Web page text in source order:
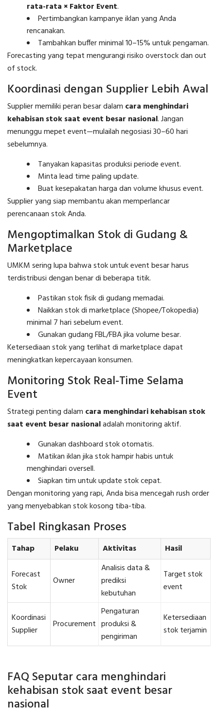
rata-rata × Faktor Event.
Pertimbangkan kampanye iklan yang Anda
rencanakan.
Tambahkan buffer minimal 10–15% untuk pengaman.
Forecasting yang tepat mengurangi risiko overstock dan out
of stock.
Koordinasi dengan Supplier Lebih Awal
Supplier memiliki peran besar dalam cara menghindari
kehabisan stok saat event besar nasional. Jangan
menunggu mepet event—mulailah negosiasi 30–60 hari
sebelumnya.
Tanyakan kapasitas produksi periode event.
Minta lead time paling update.
Buat kesepakatan harga dan volume khusus event.
Supplier yang siap membantu akan memperlancar
perencanaan stok Anda.
Mengoptimalkan Stok di Gudang &
Marketplace
UMKM sering lupa bahwa stok untuk event besar harus
terdistribusi dengan benar di beberapa titik.
Pastikan stok fisik di gudang memadai.
Naikkan stok di marketplace (Shopee/Tokopedia)
minimal 7 hari sebelum event.
Gunakan gudang FBL/FBA jika volume besar.
Ketersediaan stok yang terlihat di marketplace dapat
meningkatkan kepercayaan konsumen.
Monitoring Stok Real-Time Selama
Event
Strategi penting dalam cara menghindari kehabisan stok
saat event besar nasionaladalah monitoring aktif.
Gunakan dashboard stok otomatis.
Matikan iklan jika stok hampir habis untuk
menghindari oversell.
Siapkan tim untuk update stok cepat.
Dengan monitoring yang rapi, Anda bisa mencegah rush order
yang menyebabkan stok kosong tiba-tiba.
Tabel Ringkasan Proses
Tahap Pelaku Aktivitas Hasil
Forecast
Stok
Owner
Analisis data &
prediksi
kebutuhan
Target stok
event
Koordinasi
Supplier
Procurement
Pengaturan
produksi &
pengiriman
Ketersediaan
stok terjamin
FAQ Seputar cara menghindari
kehabisan stok saat event besar
nasional